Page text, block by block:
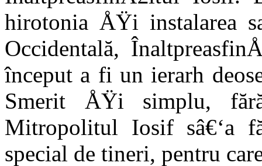
hirotonia ÅŸi instalarea
Occidentală,
început a fi un ierarh
Smerit ÅŸi simplu,
Mitropolitul Iosif sâ€‘a
special de tineri, pentru